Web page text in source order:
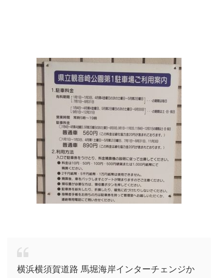
横浜横須賀道路 馬堀海岸インターチェンジか